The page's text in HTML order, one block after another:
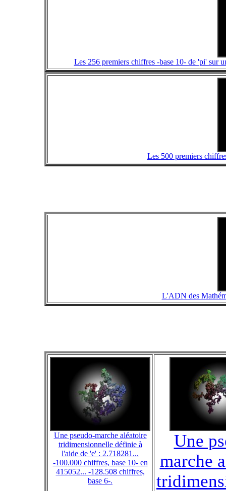
Les 256 premiers chiffres -base 10- de 'pi' sur
Les 500 premiers
L'ADN des
Une pseudo-marche aléatoire
tridimensionnelle définie à
l'aide de 'e' : 2.718281...
-100.000 chiffres, base 10- en
415052... -128.508 chiffres,
base 6-.
Une
marche